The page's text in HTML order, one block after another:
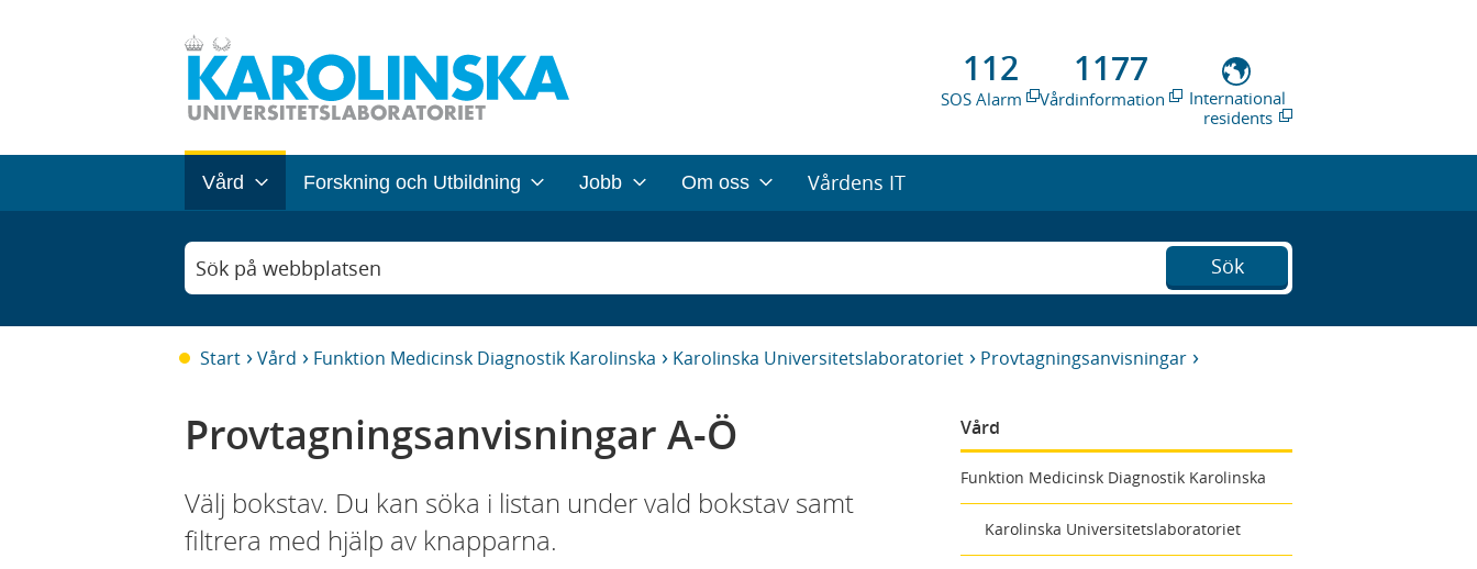
112
SOS Alarm
1177
Vårdinformation
International
residents
Vård Forskning och Utbildning Jobb Om oss Vårdens IT
Sök på webbplatsen Sök
Start Vård Funktion Medicinsk Diagnostik Karolinska Karolinska Universitetslaboratoriet Provtagningsanvisningar
Vård
Funktion Medicinsk Diagnostik Karolinska
Karolinska Universitetslaboratoriet
Provtagningsanvisningar A-Ö
Välj bokstav. Du kan söka i listan under vald bokstav samt
filtrera med hjälp av knapparna.